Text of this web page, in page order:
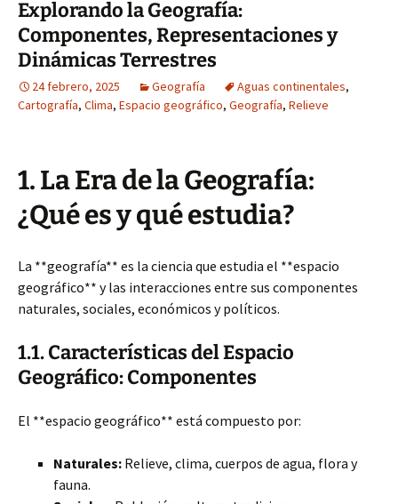
Explorando la Geografía:
Componentes, Representaciones y
Dinámicas Terrestres
24 febrero, 2025 Geografía Aguas continentales,
Cartografía, Clima, Espacio geográfico, Geografía, Relieve
1. La Era de la Geografía:
¿Qué es y qué estudia?
La **geografía** es la ciencia que estudia el **espacio
geográfico** y las interacciones entre sus componentes
naturales, sociales, económicos y políticos.
1.1. Características del Espacio
Geográfico: Componentes
El **espacio geográfico** está compuesto por:
Naturales: Relieve, clima, cuerpos de agua, flora y
fauna.